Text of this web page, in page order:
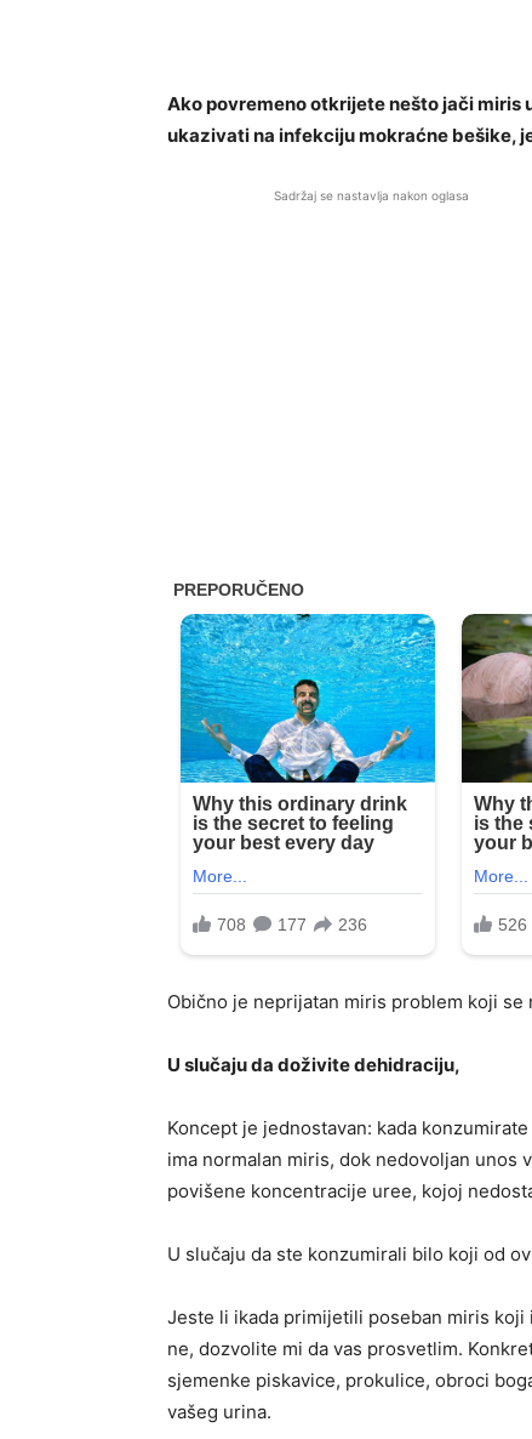
Ako povremeno otkrijete nešto jači miris
ukazivati ​​na infekciju mokraćne bešike,
Sadržaj se nastavlja nakon oglasa
Obično je neprijatan miris problem koji se
U slučaju da doživite dehidraciju,
Koncept je jednostavan: kada
ima normalan miris, dok nedovoljan unos
povišene koncentracije uree, kojoj
U slučaju da ste konzumirali bilo koji od
Jeste li ikada primijetili poseban miris koji
ne, dozvolite mi da vas prosvetlim.
sjemenke piskavice, prokulice, obroci
vašeg urina.